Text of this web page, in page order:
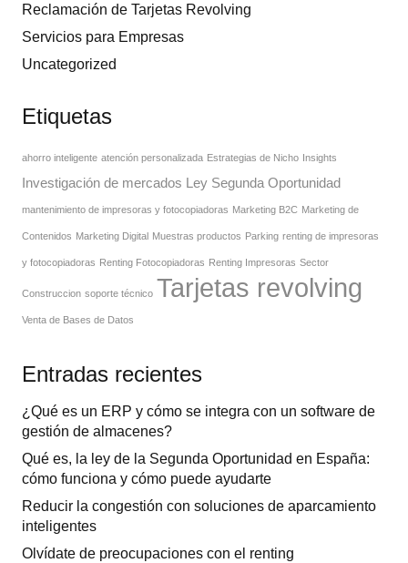
Reclamación de Tarjetas Revolving
Servicios para Empresas
Uncategorized
Etiquetas
ahorro inteligente atención personalizada Estrategias de Nicho Insights
Investigación de mercados Ley Segunda Oportunidad
mantenimiento de impresoras y fotocopiadoras Marketing B2C Marketing de
Contenidos Marketing Digital Muestras productos Parking renting de impresoras
y fotocopiadoras Renting Fotocopiadoras Renting Impresoras Sector
Construccion soporte técnico Tarjetas revolving
Venta de Bases de Datos
Entradas recientes
¿Qué es un ERP y cómo se integra con un software de
gestión de almacenes?
Qué es, la ley de la Segunda Oportunidad en España:
cómo funciona y cómo puede ayudarte
Reducir la congestión con soluciones de aparcamiento
inteligentes
Olvídate de preocupaciones con el renting